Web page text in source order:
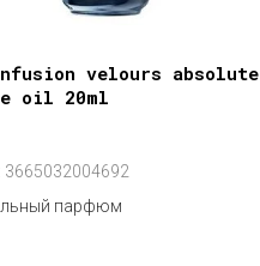
velours absolute
oil 20ml
3665032004692
парфюм